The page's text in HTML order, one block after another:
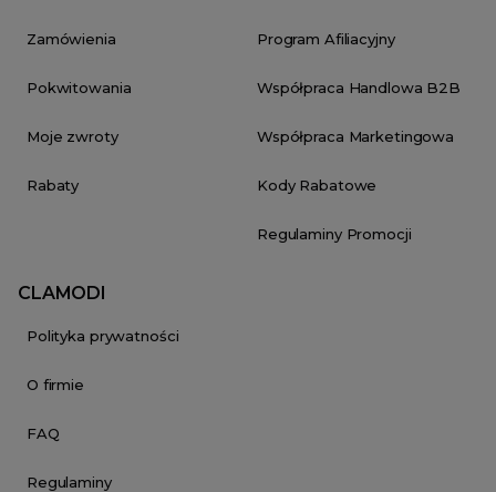
Zamówienia
Pokwitowania
Moje zwroty
Rabaty
Program Afiliacyjny
Współpraca Handlowa B2B
Współpraca Marketingowa
Kody Rabatowe
Regulaminy Promocji
CLAMODI
Polityka prywatności
O firmie
FAQ
Regulaminy